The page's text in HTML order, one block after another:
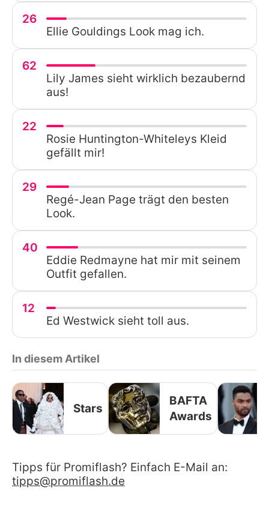
26
Ellie Gouldings Look mag ich.
62
Lily James sieht wirklich bezaubernd
aus!
22
Rosie Huntington-Whiteleys Kleid
gefällt mir!
29
Regé-Jean Page trägt den besten
Look.
40
Eddie Redmayne hat mir mit seinem
Outfit gefallen.
12
Ed Westwick sieht toll aus.
In diesem Artikel
Stars
BAFTA
Awards
Tipps für Promiflash? Einfach E-Mail an:
tipps@promiflash.de